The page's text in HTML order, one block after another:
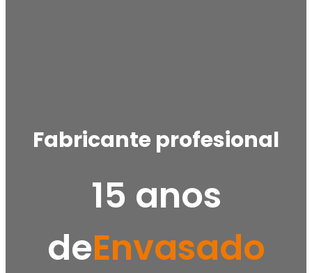
Fabricante profesional
15 anos
deEnvasado